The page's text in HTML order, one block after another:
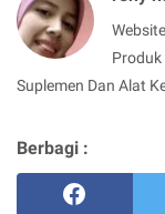
Produk
Suplemen Dan Alat
Berbagi :